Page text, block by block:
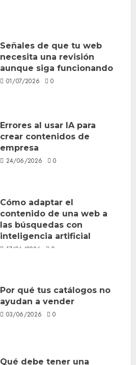
Señales de que tu web
necesita una revisión
aunque siga funcionando
01/07/2026 0
Errores al usar IA para
crear contenidos de
empresa
24/06/2026 0
Cómo adaptar el
contenido de una web a
las búsquedas con
inteligencia artificial
17/06/2026 0
Por qué tus catálogos no
ayudan a vender
03/06/2026 0
Qué debe tener una